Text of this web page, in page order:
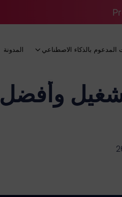
المدعوم بالذكاء الاصطناعي المدونة
وأفضل